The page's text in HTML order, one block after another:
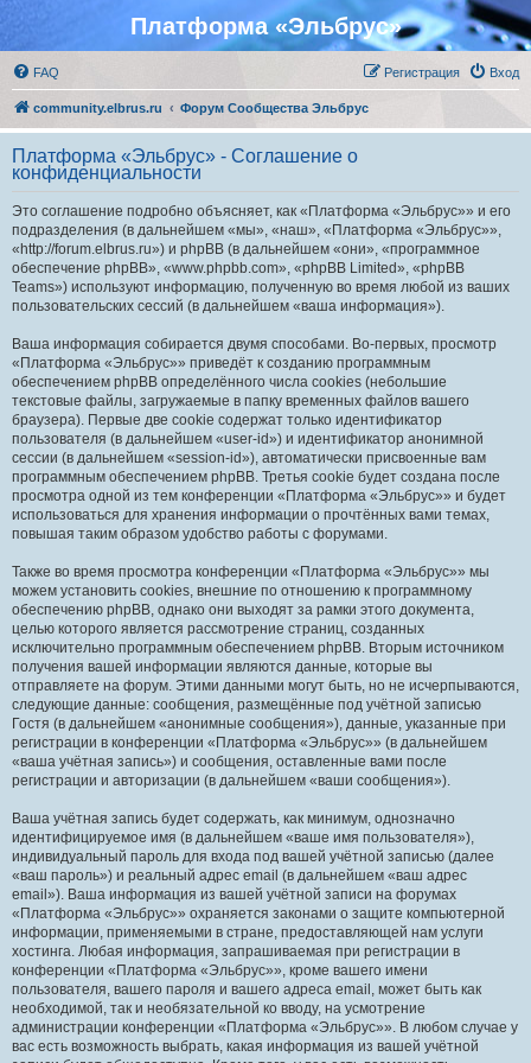
Платформа «Эльбрус»
FAQ Вход
Регистрация
community.elbrus.ru Форум Сообщества Эльбрус
Платформа «Эльбрус» - Соглашение о
конфиденциальности
Это соглашение подробно объясняет, как «Платформа «Эльбрус»» и его
подразделения (в дальнейшем «мы», «наш», «Платформа «Эльбрус»»,
«http://forum.elbrus.ru») и phpBB (в дальнейшем «они», «программное
обеспечение phpBB», «www.phpbb.com», «phpBB Limited», «phpBB
Teams») используют информацию, полученную во время любой из ваших
пользовательских сессий (в дальнейшем «ваша информация»).
Ваша информация собирается двумя способами. Во-первых, просмотр
«Платформа «Эльбрус»» приведёт к созданию программным
обеспечением phpBB определённого числа cookies (небольшие
текстовые файлы, загружаемые в папку временных файлов вашего
браузера). Первые две cookie содержат только идентификатор
пользователя (в дальнейшем «user-id») и идентификатор анонимной
сессии (в дальнейшем «session-id»), автоматически присвоенные вам
программным обеспечением phpBB. Третья cookie будет создана после
просмотра одной из тем конференции «Платформа «Эльбрус»» и будет
использоваться для хранения информации о прочтённых вами темах,
повышая таким образом удобство работы с форумами.
Также во время просмотра конференции «Платформа «Эльбрус»» мы
можем установить cookies, внешние по отношению к программному
обеспечению phpBB, однако они выходят за рамки этого документа,
целью которого является рассмотрение страниц, созданных
исключительно программным обеспечением phpBB. Вторым источником
получения вашей информации являются данные, которые вы
отправляете на форум. Этими данными могут быть, но не исчерпываются,
следующие данные: сообщения, размещённые под учётной записью
Гостя (в дальнейшем «анонимные сообщения»), данные, указанные при
регистрации в конференции «Платформа «Эльбрус»» (в дальнейшем
«ваша учётная запись») и сообщения, оставленные вами после
регистрации и авторизации (в дальнейшем «ваши сообщения»).
Ваша учётная запись будет содержать, как минимум, однозначно
идентифицируемое имя (в дальнейшем «ваше имя пользователя»),
индивидуальный пароль для входа под вашей учётной записью (далее
«ваш пароль») и реальный адрес email (в дальнейшем «ваш адрес
email»). Ваша информация из вашей учётной записи на форумах
«Платформа «Эльбрус»» охраняется законами о защите компьютерной
информации, применяемыми в стране, предоставляющей нам услуги
хостинга. Любая информация, запрашиваемая при регистрации в
конференции «Платформа «Эльбрус»», кроме вашего имени
пользователя, вашего пароля и вашего адреса email, может быть как
необходимой, так и необязательной ко вводу, на усмотрение
администрации конференции «Платформа «Эльбрус»». В любом случае у
вас есть возможность выбрать, какая информация из вашей учётной